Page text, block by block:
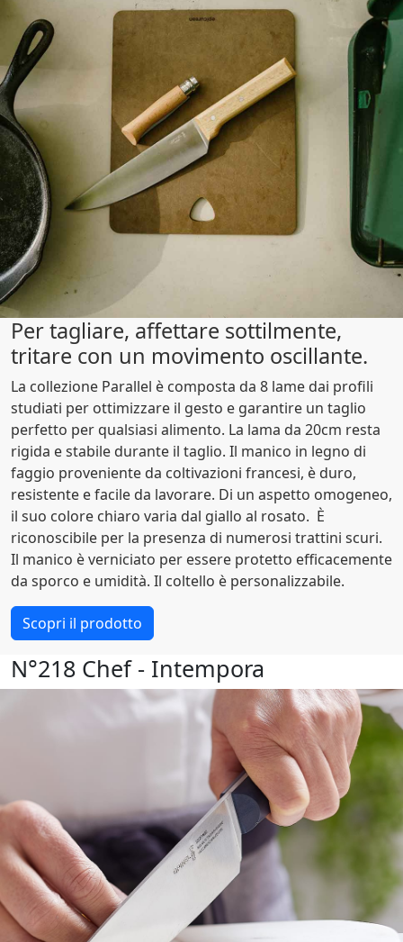
Per tagliare, affettare sottilmente,
tritare con un movimento oscillante.
La collezione Parallel è composta da 8 lame dai profili
studiati per ottimizzare il gesto e garantire un taglio
perfetto per qualsiasi alimento. La lama da 20cm resta
rigida e stabile durante il taglio. Il manico in legno di
faggio proveniente da coltivazioni francesi, è duro,
resistente e facile da lavorare. Di un aspetto omogeneo,
il suo colore chiaro varia dal giallo al rosato. È
riconoscibile per la presenza di numerosi trattini scuri.
Il manico è verniciato per essere protetto efficacemente
da sporco e umidità. Il coltello è personalizzabile.
Scopri il prodotto
N°218 Chef - Intempora